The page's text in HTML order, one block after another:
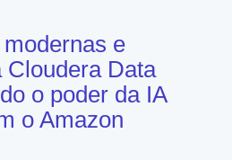
e
Cloudera Data
o poder da IA
o Amazon